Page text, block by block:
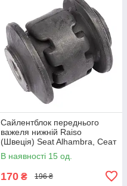
Сайлентблок переднього
важеля нижній Raiso
(Швеція) Seat Alhambra, Сеат
Алхамбра 10- #RL-1K0182E
UAVKUCS17
В наявності 15 од.
170 ₴ 196 ₴